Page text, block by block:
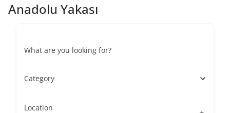
Anadolu Yakası
What are you looking for?
Category
Location